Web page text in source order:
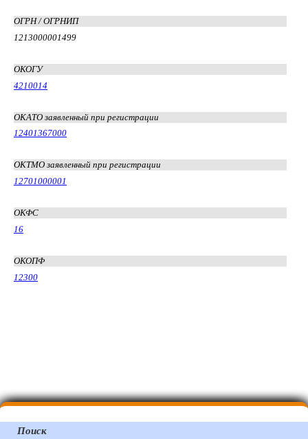
ОГРН / ОГРНИП
1213000001499
ОКОГУ
4210014
ОКАТО заявленный при регистрации
12401367000
ОКТМО заявленный при регистрации
12701000001
ОКФС
16
ОКОПФ
12300
Поиск